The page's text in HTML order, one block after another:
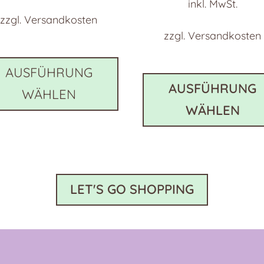
zzgl.Versandkosten
AUSFÜHRUNG
WÄHLEN
Varianten
können
auf
der
inkl. MwSt.
zzgl.Versandkosten
AUSFÜHRUNG
WÄHLEN
LET'S GO SHOPPING